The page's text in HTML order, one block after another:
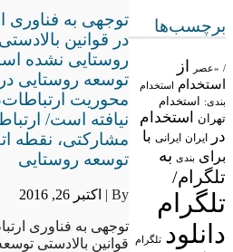
برچسب‌ها
/ «عصر از
استخدام استخدام
بندی: استخدام
تهران
استخدام
در
ایران ایرانی با
برای بندی به
تلگرام/
تلگرام
دانلود تلگرام
توجهی به فناوری
در قوانین
روستایی نشده
توسعه روستایی در
محوریت
نیافته است/
مشارکتی، نقطه
توسعه روستایی
By | اکتبر 26, 2016
توجهی به فناوری
قوانین بالادستی